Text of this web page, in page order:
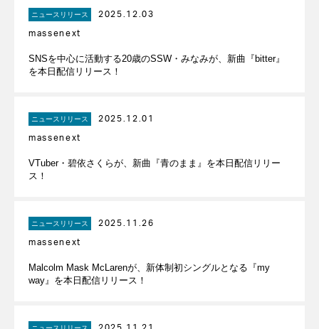
ニュースリリース
2025.12.03
massenext
SNSを中心に活動する20歳のSSW・みなみが、新曲『bitter』
を本日配信リリース！
ニュースリリース
2025.12.01
massenext
VTuber・碧依さくらが、新曲『青のまま』を本日配信リリー
ス！
ニュースリリース
2025.11.26
massenext
Malcolm Mask McLarenが、新体制初シングルとなる『my
way』を本日配信リリース！